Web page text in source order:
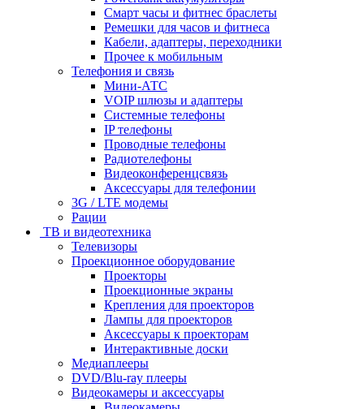
Смарт часы и фитнес браслеты
Ремешки для часов и фитнеса
Кабели, адаптеры, переходники
Прочее к мобильным
Телефония и связь
Мини-АТС
VOIP шлюзы и адаптеры
Системные телефоны
IP телефоны
Проводные телефоны
Радиотелефоны
Видеоконференцсвязь
Аксессуары для телефонии
3G / LTE модемы
Рации
ТВ и видеотехника
Телевизоры
Проекционное оборудование
Проекторы
Проекционные экраны
Крепления для проекторов
Лампы для проекторов
Аксессуары к проекторам
Интерактивные доски
Медиаплееры
DVD/Blu-ray плееры
Видеокамеры и аксессуары